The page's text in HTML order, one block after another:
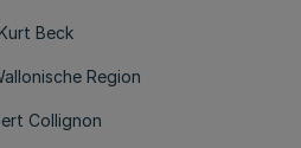
Beck
Region
Collignon